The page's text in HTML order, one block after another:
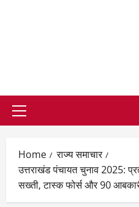
Primary
Home
राज्य समाचार
उत्तराखंड पंचायत चुनाव 2025:
सख्ती, टास्क फोर्स और 90 आबकारी